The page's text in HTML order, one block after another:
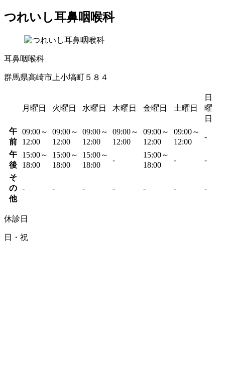
つれいし耳鼻咽喉科
耳鼻咽喉科
群馬県高崎市上小塙町５８４
月曜日 火曜日 水曜日 木曜日 金曜日 土曜日
日
曜
日
午
前
09:00～
12:00
09:00～
12:00
09:00～
12:00
09:00～
12:00
09:00～
12:00
09:00～
12:00
-
午
後
15:00～
18:00
15:00～
18:00
15:00～
18:00
-
15:00～
18:00
- -
そ
の
他
- - - - - - -
休診日
日・祝